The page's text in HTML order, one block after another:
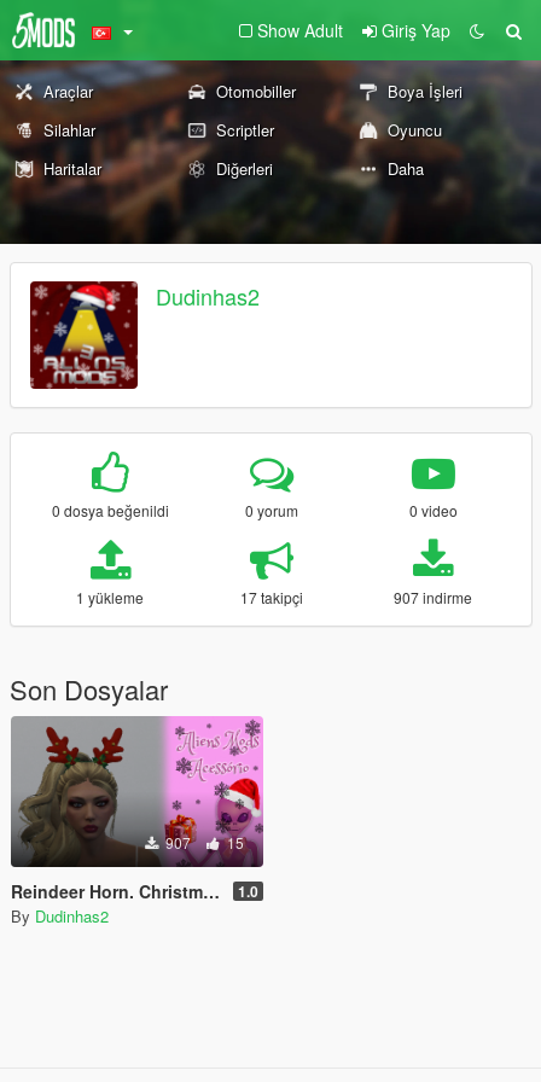
Show Adult Giriş Yap
Araçlar Otomobiller
Boya İşleri
Silahlar
Scriptler
Oyuncu
Haritalar
Diğerleri Daha
Dudinhas2
0 dosya beğenildi 0 yorum 0 video
1 yükleme 17 takipçi 907 indirme
Son Dosyalar
907 15
Reindeer Horn. Christmas. 1.0
By Dudinhas2